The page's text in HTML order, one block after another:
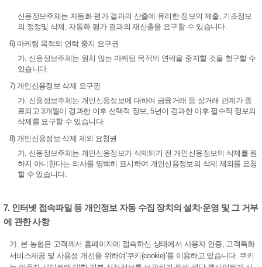
신용정보주체는 자동화 평가 결과의 산출에 유리한 정보의 제출, 기초정보
의 정정및 삭제, 자동화 평가 결과의 재산출을 요구할 수 있습니다.
6) 마케팅 목적의 연락 중지 요구권
가. 신용정보주체는 원치 않는 마케팅 목적의 연락을 중지할 것을 청구할 수
있습니다.
7) 개인신용정보 삭제 요구권
가. 신용정보주체는 개인신용정보에 대하여 금융거래 등 상거래 관계가 종
료되고 3개월이 경과한 이후 선택적 정보, 5년이 경과한 이후 필수적 정보의
삭제를 요구할 수 있습니다.
8) 개인신용정보 삭제 제외 요청권
가. 신용정보주체는 개인신용정보가 삭제되기 전 개인신용정보의 삭제를 원
하지 아니한다는 의사를 명백히 표시하여 개인신용정보의 삭제 제외를 요청
할 수 있습니다.
7. 인터넷 접속파일 등 개인정보 자동 수집 장치의 설치·운영 및 그 거부
에 관한 사항
가. 본 농협은 고객께서 홈페이지에 접속하신 상태에서 사용자 인증, 고객특화
서비스제공 및 사용성 개선을 위하여‘쿠키(cookie)’를 이용하고 있습니다. 쿠키